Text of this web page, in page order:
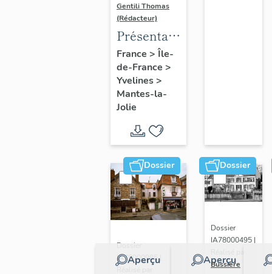
Gentili Thomas
(Rédacteur)
Présentation
de l'étude
France > Île-
de-France >
Yvelines>
Mantes-la-
Jolie
Dossier
Aperçu
Dossier
IA78000985 |
Dossier
Aperçu
Dossier
IA78000495 |
Bussière